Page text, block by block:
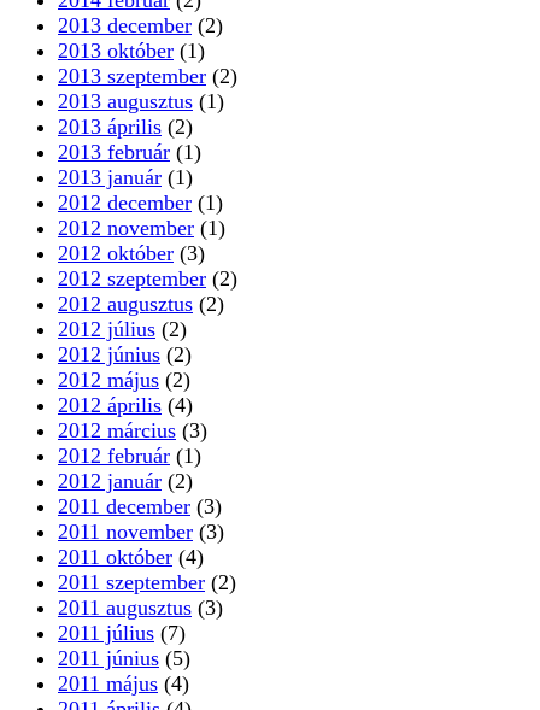
2013 december (2)
2013 október (1)
2013 szeptember (2)
2013 augusztus (1)
2013 április (2)
2013 február (1)
2013 január (1)
2012 december (1)
2012 november (1)
2012 október (3)
2012 szeptember (2)
2012 augusztus (2)
2012 július (2)
2012 június (2)
2012 május (2)
2012 április (4)
2012 március (3)
2012 február (1)
2012 január (2)
2011 december (3)
2011 november (3)
2011 október (4)
2011 szeptember (2)
2011 augusztus (3)
2011 július (7)
2011 június (5)
2011 május (4)